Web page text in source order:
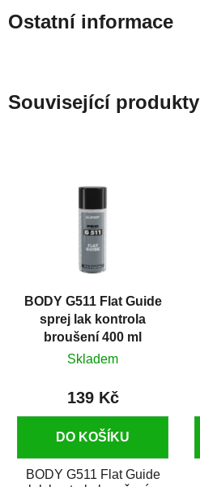
Ostatní informace
Související produkty
BODY G511 Flat Guide
sprej lak kontrola
broušení 400 ml
Skladem
139 Kč
DO KOŠÍKU
BODY G511 Flat Guide